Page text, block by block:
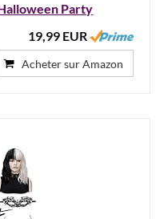
Party
19,99 EUR
Acheter sur Amazon